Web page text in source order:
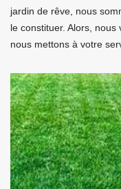
jardin de rêve, nous
le constituer. Alors,
nous mettons à votre